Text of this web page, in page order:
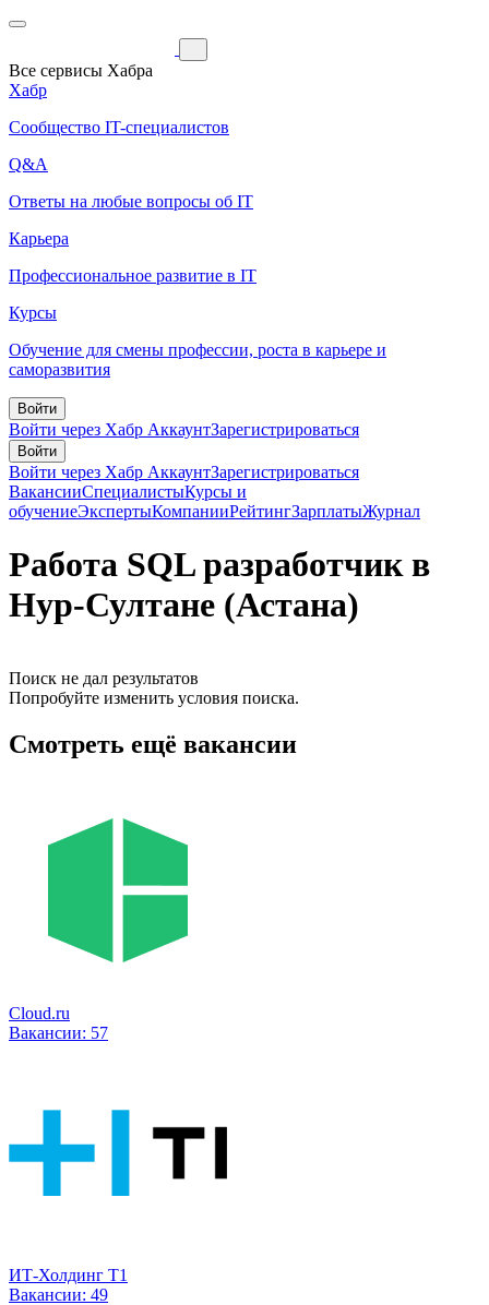
Все сервисы Хабра
Хабр
Сообщество IT-специалистов
Q&A
Ответы на любые вопросы об IT
Карьера
Профессиональное развитие в IT
Курсы
Обучение для смены профессии, роста в карьере и
саморазвития
Войти
Войти через Хабр АккаунтЗарегистрироваться
Войти
Войти через Хабр АккаунтЗарегистрироваться
ВакансииСпециалистыКурсы и
обучениеЭкспертыКомпанииРейтингЗарплатыЖурнал
Работа SQL разработчик в
Нур-Султане (Астана)
Поиск не дал результатов
Попробуйте изменить условия поиска.
Смотреть ещё вакансии
Cloud.ru
Вакансии: 57
ИТ-Холдинг Т1
Вакансии: 49